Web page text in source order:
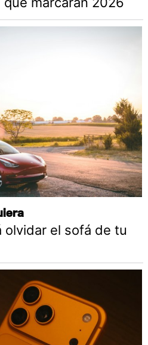
olvidar el sofá de tu